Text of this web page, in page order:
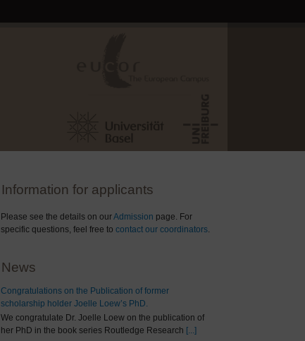
Information for applicants
Please see the details on ourAdmission page. For
specific questions, feel free to contact our coordinators.
News
Congratulations on the Publication of former
scholarship holder Joelle Loew’s PhD.
We congratulate Dr. Joelle Loew on the publication of
her PhD in the book series Routledge Research [...]